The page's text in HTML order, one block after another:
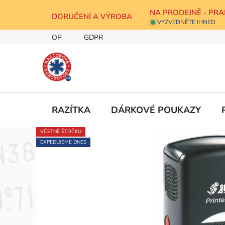
obsah
DORUČENÍ A VÝROBA NA PRODEJNĚ -
VYZVEDNĚTE IHNED
OP GDPR
RAZÍTKA DÁRKOVÉ POUKAZY
VČETNĚ ŠTOČKU
EXPEDUJEME DNES